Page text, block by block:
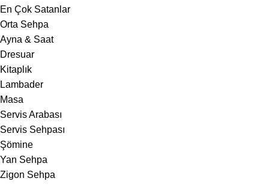
En Çok Satanlar
Orta Sehpa
Ayna & Saat
Dresuar
Kitaplık
Lambader
Masa
Servis Arabası
Servis Sehpası
Şömine
Yan Sehpa
Zigon Sehpa